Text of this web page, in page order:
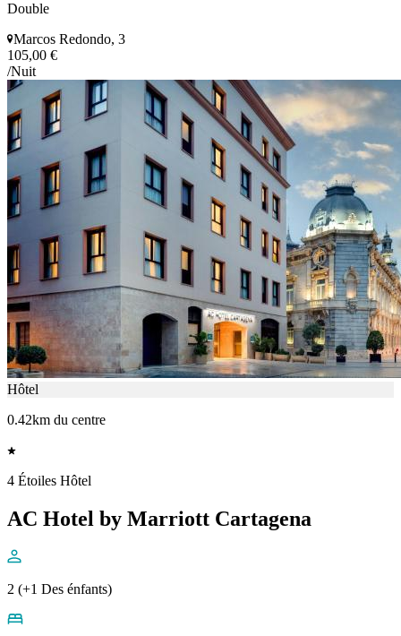
Double
Marcos Redondo, 3
105,00 €
/Nuit
Hôtel
0.42km du centre
4 Étoiles Hôtel
AC Hotel by Marriott Cartagena
2 (+1 Des énfants)